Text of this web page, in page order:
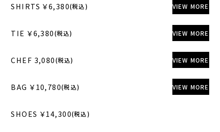
SHIRTS ￥6,380(税込) VIEW MORE
TIE ￥6,380(税込) VIEW MORE
CHEF 3,080(税込) VIEW MORE
BAG ￥10,780(税込) VIEW MORE
SHOES ￥14,300(税込)